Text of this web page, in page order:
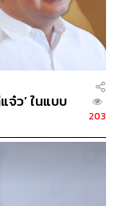
ำลังเปลี่ยนจากผู้
การ AI
GDS,
Intelligent ที่
าพการเติบโต
คาดว่าจะส่ง
ขณะที่รายได้
40% ต่อปีใน
ว’ ในแบบ
203